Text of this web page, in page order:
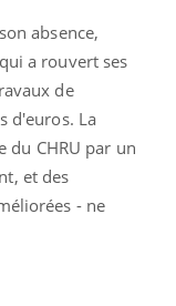
absence,
a rouvert ses
de
d'euros. La
du CHRU par un
et des
- ne